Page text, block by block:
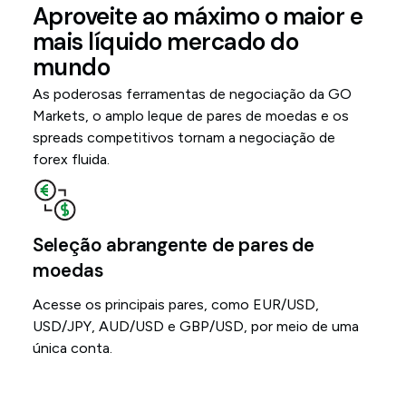
Aproveite ao máximo o maior e
mais líquido mercado do
mundo
As poderosas ferramentas de negociação da GO
Markets, o amplo leque de pares de moedas e os
spreads competitivos tornam a negociação de
forex fluida.
Seleção abrangente de pares de
moedas
Acesse os principais pares, como EUR/USD,
USD/JPY, AUD/USD e GBP/USD, por meio de uma
única conta.